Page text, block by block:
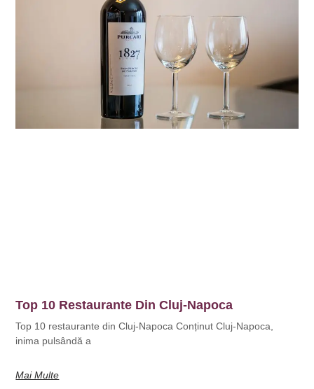
Top 10 Restaurante Din Cluj-Napoca
Top 10 restaurante din Cluj-Napoca Conținut Cluj-Napoca,
inima pulsândă a
Mai Multe